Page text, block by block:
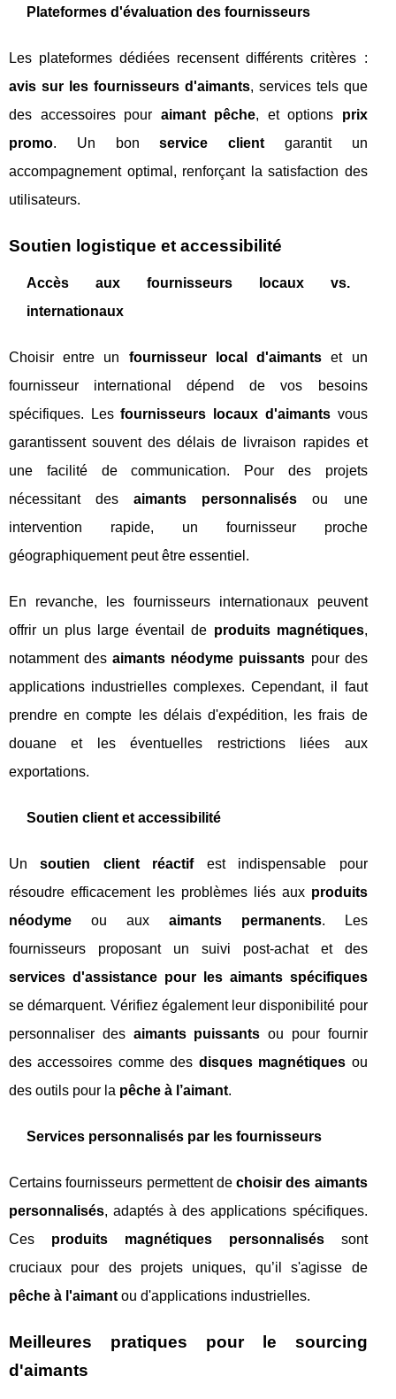
Plateformes d'évaluation des fournisseurs
Les plateformes dédiées recensent différents critères :
avis sur les fournisseurs d'aimants, services tels que
des accessoires pour aimant pêche, et options prix
promo. Un bonservice client garantit un
accompagnement optimal, renforçant la satisfaction des
utilisateurs.
Soutien logistique et accessibilité
Accès aux fournisseurs locaux vs.
internationaux
Choisir entre un fournisseur local d'aimants et un
fournisseur international dépend de vos besoins
spécifiques. Lesfournisseurs locaux d'aimantsvous
garantissent souvent des délais de livraison rapides et
une facilité de communication. Pour des projets
nécessitant desaimants personnalisés ou une
intervention rapide, un fournisseur proche
géographiquement peut être essentiel.
En revanche, les fournisseurs internationaux peuvent
offrir un plus large éventail de produits magnétiques,
notamment desaimants néodyme puissants pour des
applications industrielles complexes. Cependant, il faut
prendre en compte les délais d'expédition, les frais de
douane et les éventuelles restrictions liées aux
exportations.
Soutien client et accessibilité
Unsoutien client réactifest indispensable pour
résoudre efficacement les problèmes liés aux produits
néodyme ou aux aimants permanents. Les
fournisseurs proposant un suivi post-achat et des
services d'assistance pour les aimants spécifiques
se démarquent. Vérifiez également leur disponibilité pour
personnaliser des aimants puissants ou pour fournir
des accessoires comme des disques magnétiques ou
des outils pour la pêche à l’aimant.
Services personnalisés par les fournisseurs
Certains fournisseurs permettent dechoisir des aimants
personnalisés, adaptés à des applications spécifiques.
Ces produits magnétiques personnaliséssont
cruciaux pour des projets uniques, qu’il s'agisse de
pêche à l'aimant ou d'applications industrielles.
Meilleures pratiques pour le sourcing
d'aimants